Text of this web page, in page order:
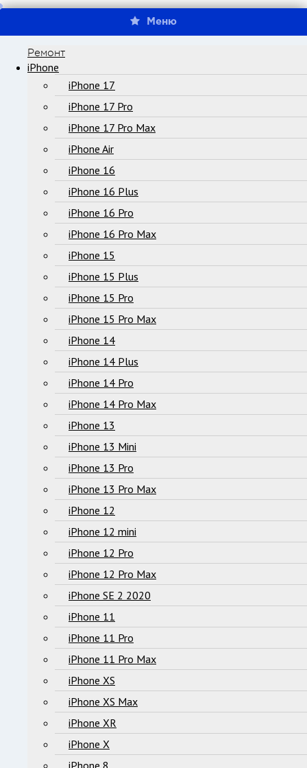
Меню
Ремонт
iPhone
iPhone 17
iPhone 17 Pro
iPhone 17 Pro Max
iPhone Air
iPhone 16
iPhone 16 Plus
iPhone 16 Pro
iPhone 16 Pro Max
iPhone 15
iPhone 15 Plus
iPhone 15 Pro
iPhone 15 Pro Max
iPhone 14
iPhone 14 Plus
iPhone 14 Pro
iPhone 14 Pro Max
iPhone 13
iPhone 13 Mini
iPhone 13 Pro
iPhone 13 Pro Max
iPhone 12
iPhone 12 mini
iPhone 12 Pro
iPhone 12 Pro Max
iPhone SE 2 2020
iPhone 11
iPhone 11 Pro
iPhone 11 Pro Max
iPhone XS
iPhone XS Max
iPhone XR
iPhone X